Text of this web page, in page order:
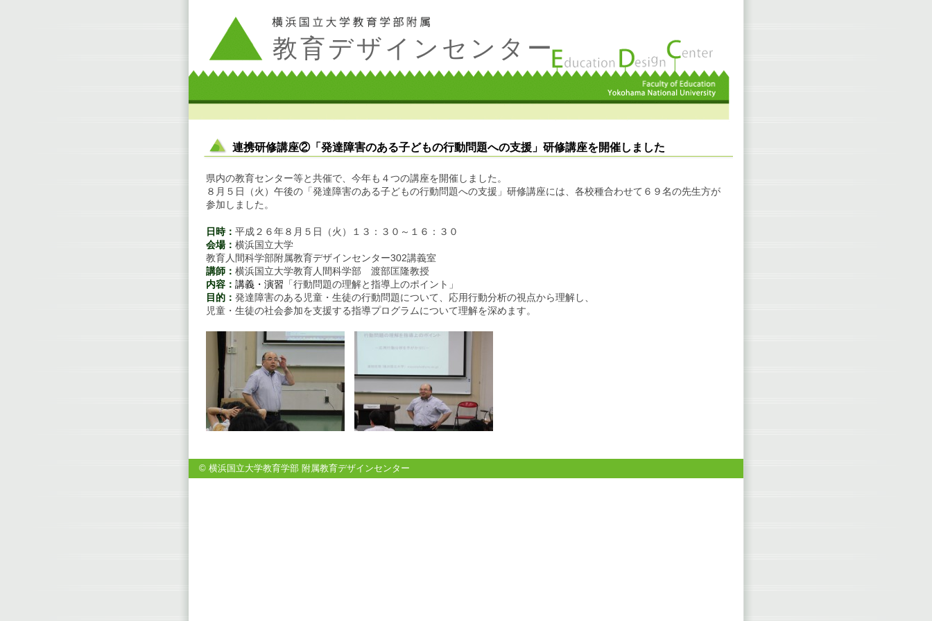
教育デザインセンター
連携研修講座②「発達障害のある子どもの行動問題への支援」研修講座を開催しました
県内の教育センター等と共催で、今年も４つの講座を開催しました。
８月５日（火）午後の「発達障害のある子どもの行動問題への支援」研修講座には、各校種合わせて６９名の先生方が
参加しました。
日時： 平成２６年８月５日（火）１３：３０～１６：３０
会場： 横浜国立大学
教育人間科学部附属教育デザインセンター302講義室
講師： 横浜国立大学教育人間科学部 渡部匡隆教授
内容： 講義・演習 「行動問題の理解と指導上のポイント」
目的： 発達障害のある児童・生徒の行動問題について、応用行動分析の視点から理解し、
児童・生徒の社会参加を支援する指導プログラムについて理解を深めます。
© 横浜国立大学教育学部 附属教育デザインセンター